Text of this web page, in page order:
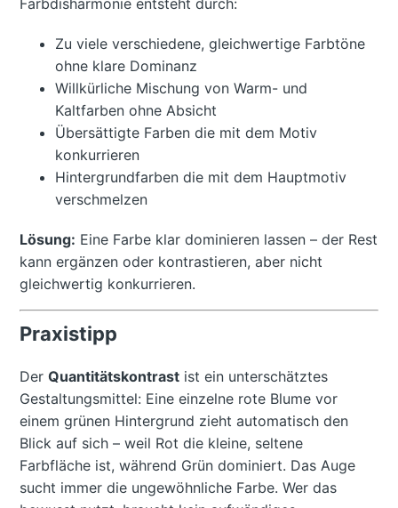
Farbdisharmonie entsteht durch:
Zu viele verschiedene, gleichwertige Farbtöne
ohne klare Dominanz
Willkürliche Mischung von Warm- und
Kaltfarben ohne Absicht
Übersättigte Farben die mit dem Motiv
konkurrieren
Hintergrundfarben die mit dem Hauptmotiv
verschmelzen
Lösung: Eine Farbe klar dominieren lassen – der Rest
kann ergänzen oder kontrastieren, aber nicht
gleichwertig konkurrieren.
Praxistipp
DerQuantitätskontrast ist ein unterschätztes
Gestaltungsmittel: Eine einzelne rote Blume vor
einem grünen Hintergrund zieht automatisch den
Blick auf sich – weil Rot die kleine, seltene
Farbfläche ist, während Grün dominiert. Das Auge
sucht immer die ungewöhnliche Farbe. Wer das